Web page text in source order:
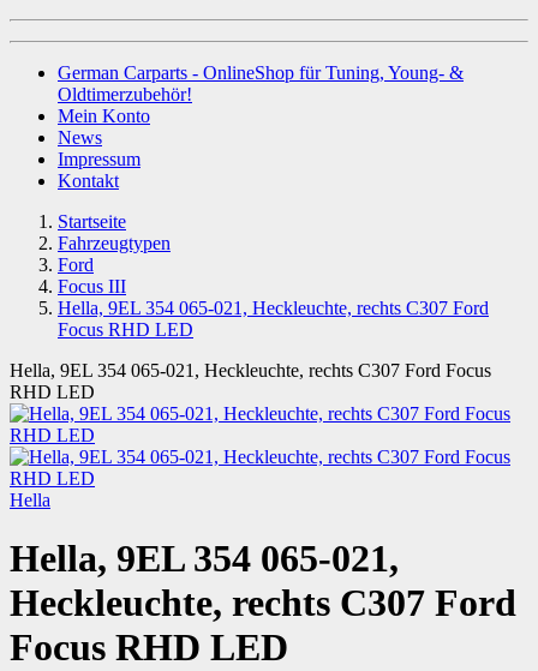
German Carparts - OnlineShop für Tuning, Young- &
Oldtimerzubehör!
Mein Konto
News
Impressum
Kontakt
Startseite
Fahrzeugtypen
Ford
Focus III
Hella, 9EL 354 065-021, Heckleuchte, rechts C307 Ford
Focus RHD LED
Hella, 9EL 354 065-021, Heckleuchte, rechts C307 Ford Focus
RHD LED
Hella
Hella, 9EL 354 065-021,
Heckleuchte, rechts C307 Ford
Focus RHD LED